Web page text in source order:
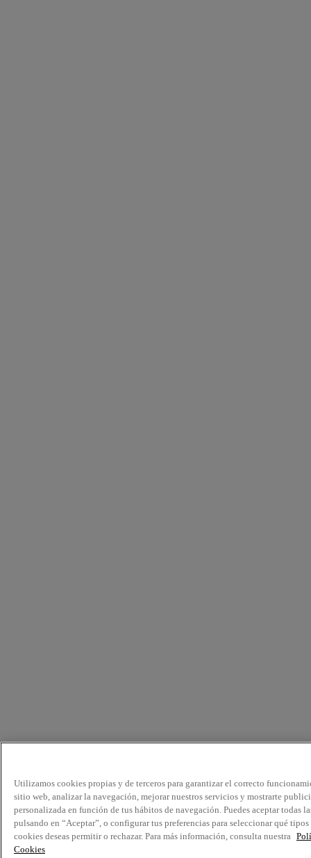
Utilizamos cookies propias y de terceros para garantizar el correcto
sitio web, analizar la navegación, mejorar nuestros servicios y mostrarte
personalizada en función de tus hábitos de navegación. Puedes aceptar todas
pulsando en “Aceptar”, o configurar tus preferencias para seleccionar qué tipos
cookies deseas permitir o rechazar. Para más información, consulta nuestra
Cookies